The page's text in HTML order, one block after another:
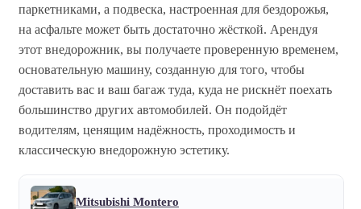
паркетниками, а подвеска, настроенная для бездорожья,
на асфальте может быть достаточно жёсткой. Арендуя
этот внедорожник, вы получаете проверенную временем,
основательную машину, созданную для того, чтобы
доставить вас и ваш багаж туда, куда не рискнёт поехать
большинство других автомобилей. Он подойдёт
водителям, ценящим надёжность, проходимость и
классическую внедорожную эстетику.
Mitsubishi Montero